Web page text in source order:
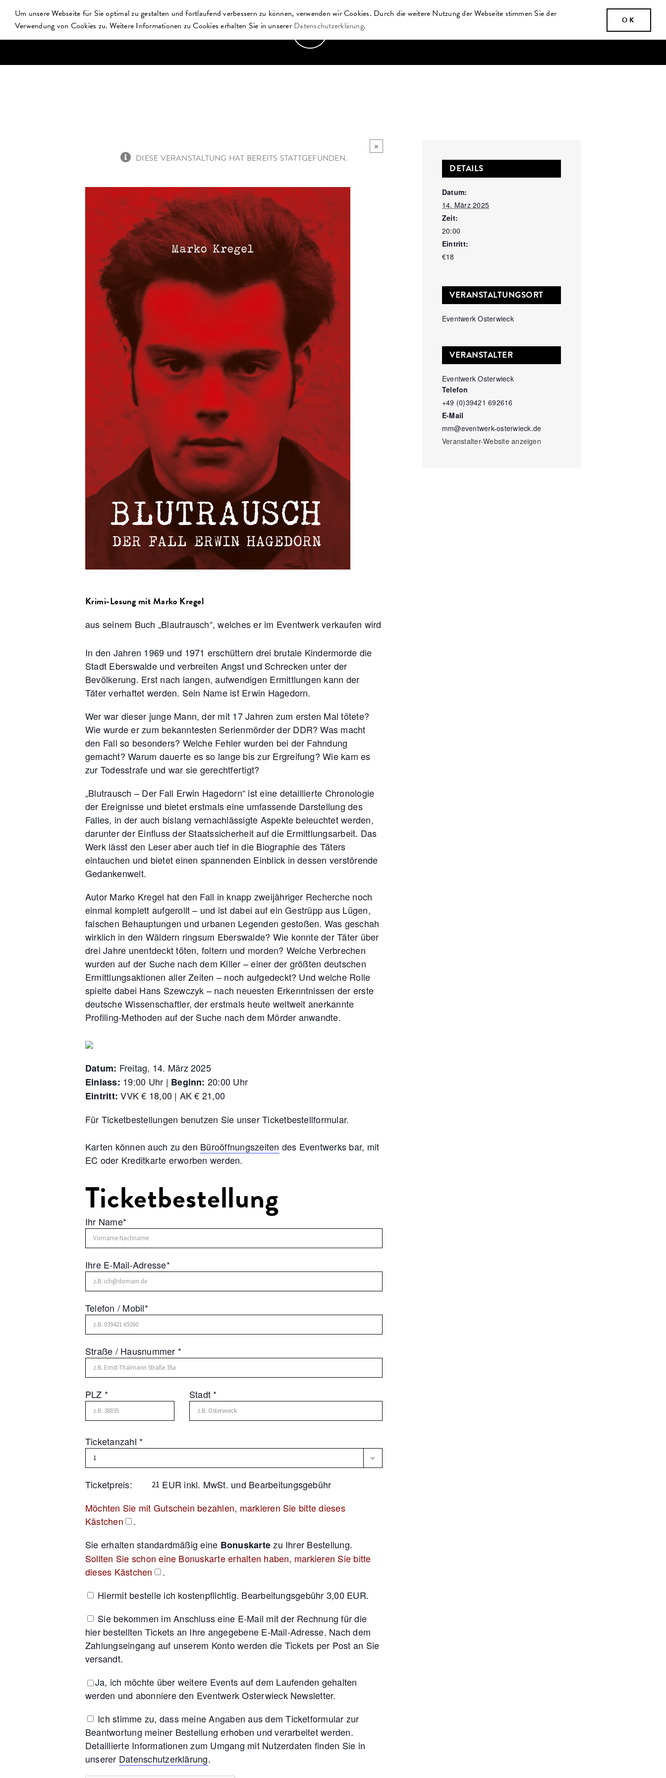
Inhalt
springen
MIETKATALOG
×
DIESE VERANSTALTUNG HAT BEREITS STATTGEFUNDEN.
Krimi-Lesung mit Marko Kregel
aus seinem Buch „Blautrausch“, welches er im Eventwerk verkaufen wird
In den Jahren 1969 und 1971 erschüttern drei brutale Kindermorde die
Stadt Eberswalde und verbreiten Angst und Schrecken unter der
Bevölkerung. Erst nach langen, aufwendigen Ermittlungen kann der
Täter verhaftet werden. Sein Name ist Erwin Hagedorn.
Wer war dieser junge Mann, der mit 17 Jahren zum ersten Mal tötete?
Wie wurde er zum bekanntesten Serienmörder der DDR? Was macht
den Fall so besonders? Welche Fehler wurden bei der Fahndung
gemacht? Warum dauerte es so lange bis zur Ergreifung? Wie kam es
zur Todesstrafe und war sie gerechtfertigt?
„Blutrausch – Der Fall Erwin Hagedorn“ ist eine detaillierte Chronologie
der Ereignisse und bietet erstmals eine umfassende Darstellung des
Falles, in der auch bislang vernachlässigte Aspekte beleuchtet werden,
darunter der Einfluss der Staatssicherheit auf die Ermittlungsarbeit. Das
Werk lässt den Leser aber auch tief in die Biographie des Täters
eintauchen und bietet einen spannenden Einblick in dessen verstörende
Gedankenwelt.
Autor Marko Kregel hat den Fall in knapp zweijähriger Recherche noch
einmal komplett aufgerollt – und ist dabei auf ein Gestrüpp aus Lügen,
falschen Behauptungen und urbanen Legenden gestoßen. Was geschah
wirklich in den Wäldern ringsum Eberswalde? Wie konnte der Täter über
drei Jahre unentdeckt töten, foltern und morden? Welche Verbrechen
wurden auf der Suche nach dem Killer – einer der größten deutschen
Ermittlungsaktionen aller Zeiten – noch aufgedeckt? Und welche Rolle
spielte dabei Hans Szewczyk – nach neuesten Erkenntnissen der erste
deutsche Wissenschaftler, der erstmals heute weltweit anerkannte
Profiling-Methoden auf der Suche nach dem Mörder anwandte.
Datum: Freitag, 14. März 2025
Einlass: 19:00 Uhr | Beginn: 20:00 Uhr
Eintritt: VVK € 18,00 | AK € 21,00
Für Ticketbestellungen benutzen Sie unser Ticketbestellformular.
Karten können auch zu den Büroöffnungszeiten des Eventwerks bar, mit
EC oder Kreditkarte erworben werden.
Ticketbestellung
Ihr Name*
Ihre E-Mail-Adresse*
Telefon / Mobil*
Straße / Hausnummer *
PLZ * Stadt *
Ticketanzahl *

Ticketpreis:
EUR inkl. MwSt. und Bearbeitungsgebühr
Möchten Sie mit Gutschein bezahlen, markieren Sie bitte dieses
Kästchen
.
Sie erhalten standardmäßig eine Bonuskartezu Ihrer Bestellung.
Sollten Sie schon eine Bonuskarte erhalten haben, markieren Sie bitte
dieses Kästchen
.
Hiermit bestelle ich kostenpflichtig. Bearbeitungsgebühr 3,00 EUR.
Sie bekommen im Anschluss eine E-Mail mit der Rechnung für die
hier bestellten Tickets an Ihre angegebene E-Mail-Adresse. Nach dem
Zahlungseingang auf unserem Konto werden die Tickets per Post an Sie
versandt.
Ja, ich möchte über weitere Events auf dem Laufenden gehalten
werden und abonniere den Eventwerk Osterwieck Newsletter.
Ich stimme zu, dass meine Angaben aus dem Ticketformular zur
Beantwortung meiner Bestellung erhoben und verarbeitet werden.
Detaillierte Informationen zum Umgang mit Nutzerdaten finden Sie in
unserer Datenschutzerklärung.
DETAILS
Datum:
14. März 2025
Zeit:
20:00
Eintritt:
€18
VERANSTALTUNGSORT
Eventwerk Osterwieck
VERANSTALTER
Eventwerk Osterwieck
Telefon
+49 (0)39421 692616
E-Mail
mm@eventwerk-osterwieck.de
Veranstalter-Website anzeigen
Um unsere Webseite für Sie optimal zu gestalten und fortlaufend verbessern zu können, verwenden wir Cookies. Durch die weitere Nutzung der Webseite stimmen Sie der
Verwendung von Cookies zu. Weitere Informationen zu Cookies erhalten Sie in unserer Datenschutzerklärung. OK